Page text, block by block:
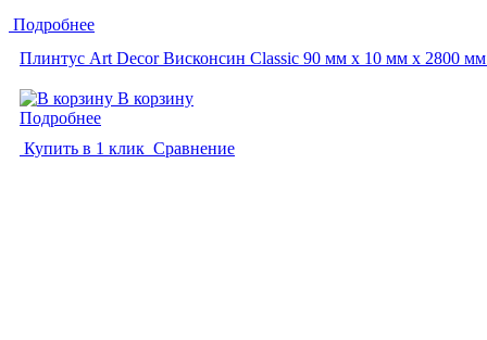
Подробнее
Плинтус Art Decor Висконсин Classic 90 мм х 10 мм х 2800 мм
В корзину
Подробнее
Купить в 1 клик Сравнение